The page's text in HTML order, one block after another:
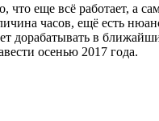
что еще всё работает, а
часов, ещё есть
дорабатывать в
осенью 2017 года.